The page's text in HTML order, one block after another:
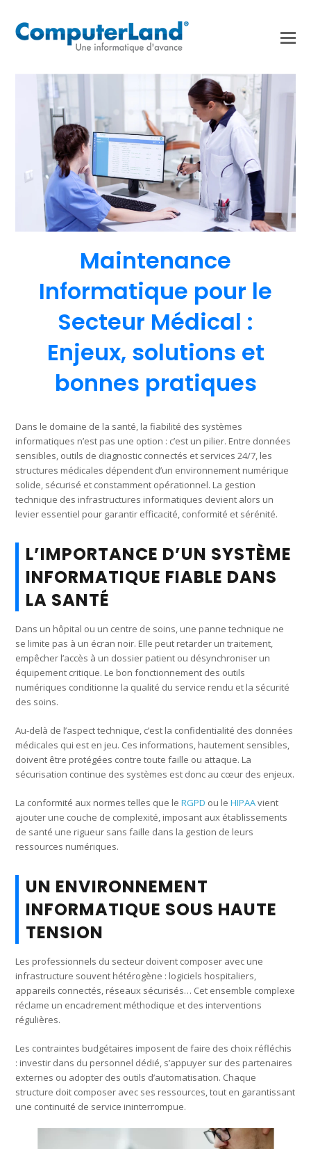
Maintenance
Informatique pour le
Secteur Médical :
Enjeux, solutions et
bonnes pratiques
Dans le domaine de la santé, la fiabilité des systèmes
informatiques n’est pas une option : c’est un pilier. Entre données
sensibles, outils de diagnostic connectés et services 24/7, les
structures médicales dépendent d’un environnement numérique
solide, sécurisé et constamment opérationnel. La gestion
technique des infrastructures informatiques devient alors un
levier essentiel pour garantir efficacité, conformité et sérénité.
L’IMPORTANCE D’UN SYSTÈME
INFORMATIQUE FIABLE DANS
LA SANTÉ
Dans un hôpital ou un centre de soins, une panne technique ne
se limite pas à un écran noir. Elle peut retarder un traitement,
empêcher l’accès à un dossier patient ou désynchroniser un
équipement critique. Le bon fonctionnement des outils
numériques conditionne la qualité du service rendu et la sécurité
des soins.
Au-delà de l’aspect technique, c’est la confidentialité des données
médicales qui est en jeu. Ces informations, hautement sensibles,
doivent être protégées contre toute faille ou attaque. La
sécurisation continue des systèmes est donc au cœur des enjeux.
La conformité aux normes telles que leRGPD ou leHIPAAvient
ajouter une couche de complexité, imposant aux établissements
de santé une rigueur sans faille dans la gestion de leurs
ressources numériques.
UN ENVIRONNEMENT
INFORMATIQUE SOUS HAUTE
TENSION
Les professionnels du secteur doivent composer avec une
infrastructure souvent hétérogène : logiciels hospitaliers,
appareils connectés, réseaux sécurisés… Cet ensemble complexe
réclame un encadrement méthodique et des interventions
régulières.
Les contraintes budgétaires imposent de faire des choix réfléchis
: investir dans du personnel dédié, s’appuyer sur des partenaires
externes ou adopter des outils d’automatisation. Chaque
structure doit composer avec ses ressources, tout en garantissant
une continuité de service ininterrompue.